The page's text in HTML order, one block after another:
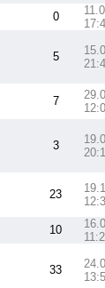
0
5
7
3
23
10
33